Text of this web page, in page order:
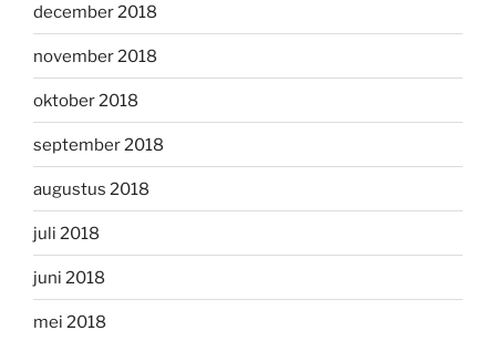
december 2018
november 2018
oktober 2018
september 2018
augustus 2018
juli 2018
juni 2018
mei 2018